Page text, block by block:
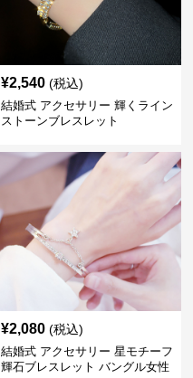
¥2,540 (税込)
結婚式 アクセサリー 輝くライン
ストーンブレスレット
¥2,080 (税込)
結婚式 アクセサリー 星モチーフ
輝石ブレスレット バングル女性